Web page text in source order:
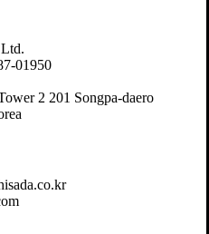
01950
2 201 Songpa-daero